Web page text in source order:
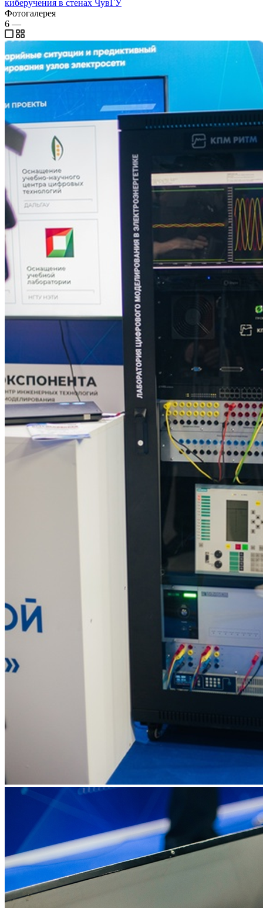
киберучения в стенах ЧувГУ
Фотогалерея
6 —